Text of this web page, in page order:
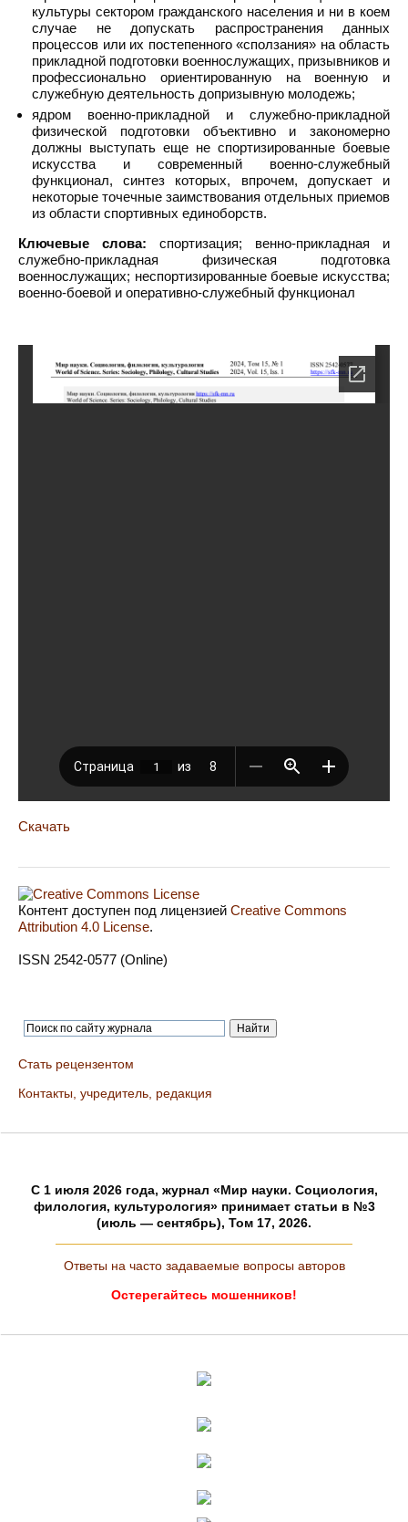
культуры сектором гражданского населения и ни в коем
случае не допускать распространения данных
процессов или их постепенного «сползания» на область
прикладной подготовки военнослужащих, призывников и
профессионально ориентированную на военную и
служебную деятельность допризывную молодежь;
ядром военно-прикладной и служебно-прикладной
физической подготовки объективно и закономерно
должны выступать еще не спортизированные боевые
искусства и современный военно-служебный
функционал, синтез которых, впрочем, допускает и
некоторые точечные заимствования отдельных приемов
из области спортивных единоборств.
Ключевые слова: спортизация; венно-прикладная и
служебно-прикладная физическая подготовка
военнослужащих; неспортизированные боевые искусства;
военно-боевой и оперативно-служебный функционал
Скачать
Контент доступен под лицензией Creative Commons
Attribution 4.0 License.
ISSN 2542-0577 (Online)
Стать рецензентом
Контакты, учредитель, редакция
C 1 июля 2026 года, журнал «Мир науки. Социология,
филология, культурология» принимает статьи в №3
(июль — сентябрь), Том 17, 2026.
Ответы на часто задаваемые вопросы авторов
Остерегайтесь мошенников!